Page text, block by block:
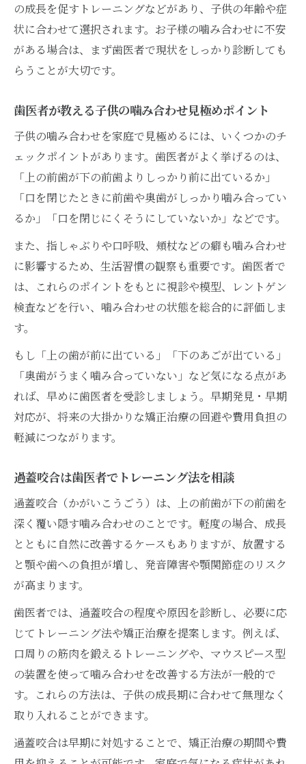
の成長を促すトレーニングなどがあり、子供の年齢や症
状に合わせて選択されます。お子様の噛み合わせに不安
がある場合は、まず歯医者で現状をしっかり診断しても
らうことが大切です。
歯医者が教える子供の噛み合わせ見極めポイント
子供の噛み合わせを家庭で見極めるには、いくつかのチ
ェックポイントがあります。歯医者がよく挙げるのは、
「上の前歯が下の前歯よりしっかり前に出ているか」
「口を閉じたときに前歯や奥歯がしっかり噛み合ってい
るか」「口を閉じにくそうにしていないか」などです。
また、指しゃぶりや口呼吸、頬杖などの癖も噛み合わせ
に影響するため、生活習慣の観察も重要です。歯医者で
は、これらのポイントをもとに視診や模型、レントゲン
検査などを行い、噛み合わせの状態を総合的に評価しま
す。
もし「上の歯が前に出ている」「下のあごが出ている」
「奥歯がうまく噛み合っていない」など気になる点があ
れば、早めに歯医者を受診しましょう。早期発見・早期
対応が、将来の大掛かりな矯正治療の回避や費用負担の
軽減につながります。
過蓋咬合は歯医者でトレーニング法を相談
過蓋咬合（かがいこうごう）は、上の前歯が下の前歯を
深く覆い隠す噛み合わせのことです。軽度の場合、成長
とともに自然に改善するケースもありますが、放置する
と顎や歯への負担が増し、発音障害や顎関節症のリスク
が高まります。
歯医者では、過蓋咬合の程度や原因を診断し、必要に応
じてトレーニング法や矯正治療を提案します。例えば、
口周りの筋肉を鍛えるトレーニングや、マウスピース型
の装置を使って噛み合わせを改善する方法が一般的で
す。これらの方法は、子供の成長期に合わせて無理なく
取り入れることができます。
過蓋咬合は早期に対処することで、矯正治療の期間や費